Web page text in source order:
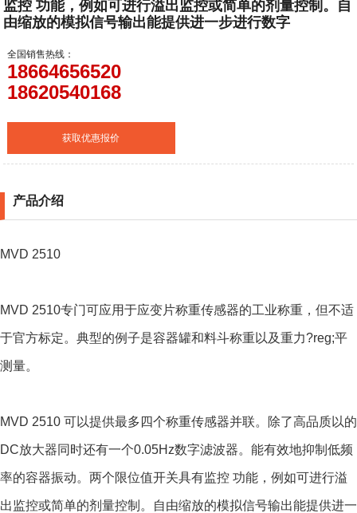
监控 功能，例如可进行溢出监控或简单的剂量控制。自
由缩放的模拟信号输出能提供进一步进行数字
全国销售热线：
18664656520
18620540168
获取优惠报价
产品介绍
MVD 2510
MVD 2510专门可应用于应变片称重传感器的工业称重，但不适
于官方标定。典型的例子是容器罐和料斗称重以及重力?reg;平
测量。
MVD 2510 可以提供最多四个称重传感器并联。除了高品质以的
DC放大器同时还有一个0.05Hz数字滤波器。能有效地抑制低频
率的容器振动。两个限位值开关具有监控 功能，例如可进行溢
出监控或简单的剂量控制。自由缩放的模拟信号输出能提供进一